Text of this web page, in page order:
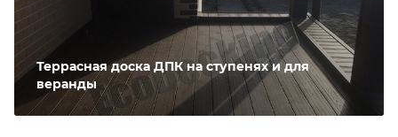
Террасная доска ДПК на ступенях и для
веранды